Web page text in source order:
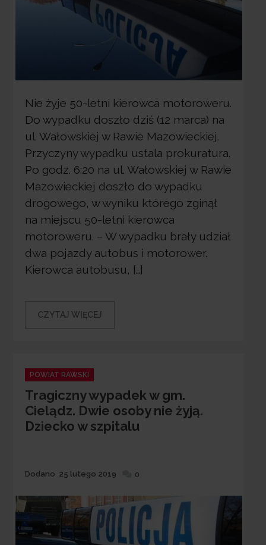
Nie żyje 50-letni kierowca motoroweru.
Do wypadku doszło dziś (12 marca) na
ul. Wałowskiej w Rawie Mazowieckiej.
Przyczyny wypadku ustala prokuratura.
Po godz. 6:20 na ul. Wałowskiej w Rawie
Mazowieckiej doszło do wypadku
drogowego, w wyniku którego zginął
na miejscu 50-letni kierowca
motoroweru. – W wypadku brały udział
dwa pojazdy autobus i motorower.
Kierowca autobusu, […]
CZYTAJ WIĘCEJ
Categories
POWIAT RAWSKI
Tragiczny wypadek w gm.
Cielądz. Dwie osoby nie żyją.
Dziecko w szpitalu
Dodane
Dodano 25 lutego 2019 0